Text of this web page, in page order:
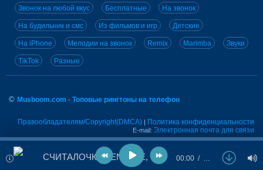
Звонок на любой вкус Бесплатные На звонок
На будильник и смс Из фильмов и игр Детские
На iPhone Мелодии на звонок Remix Marimba Звуки
TikTok Разные
© Musboom.com - Топовые рингтоны на телефон
Правообладателям/Copyright(DMCA) | Политика конфиденциальности
E-mail: Электронная почта для связи
СЧИТАЛОЧКА - ENTYPE, Onative, MORGENSHTERN 00:00 …